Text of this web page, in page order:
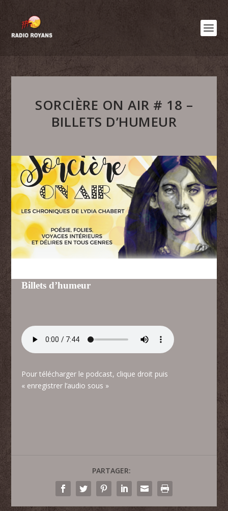
SORCIÈRE ON AIR # 18 –
BILLETS D’HUMEUR
Billets d’humeur
Pour télécharger le podcast, clique droit puis
« enregistrer l’audio sous »
PARTAGER: